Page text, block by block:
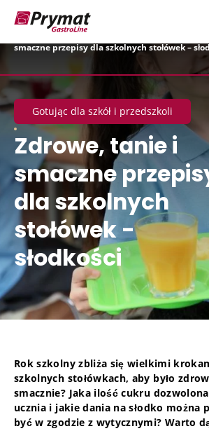
smaczne przepisy dla szkolnych stołówek –
Gotując dla szkół i przedszkoli
Zdrowe, tanie i
smaczne
dla szkolnych
stołówek -
słodkości
Rok szkolny zbliża się wielkimi
szkolnych stołówkach, aby było
smacznie? Jaka ilość cukru
ucznia i jakie dania na słodko można
być w zgodzie z wytycznymi? Warto